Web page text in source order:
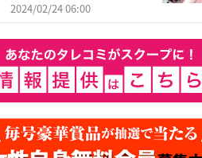
2024/02/24 06:00